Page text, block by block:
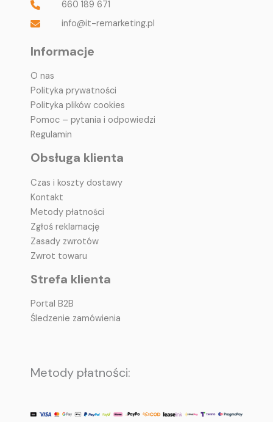
660 189 671
info@it-remarketing.pl
Informacje
O nas
Polityka prywatności
Polityka plików cookies
Pomoc – pytania i odpowiedzi
Regulamin
Obsługa klienta
Czas i koszty dostawy
Kontakt
Metody płatności
Zgłoś reklamację
Zasady zwrotów
Zwrot towaru
Strefa klienta
Portal B2B
Śledzenie zamówienia
Metody płatności: